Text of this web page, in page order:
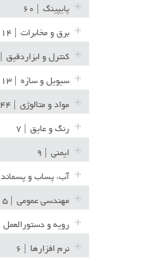
پایپینگ
برق و مخابرات
کنترل و ابزاردقیق
سیویل و سازه
مواد و متالوژی
رنگ و عایق
ایمنی
آب، پساب و پسماند
مهندسی عمومی
رویه و دستورالعمل
نرم افزارها